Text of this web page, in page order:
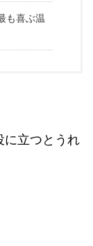
も喜ぶ温
に立つとうれ